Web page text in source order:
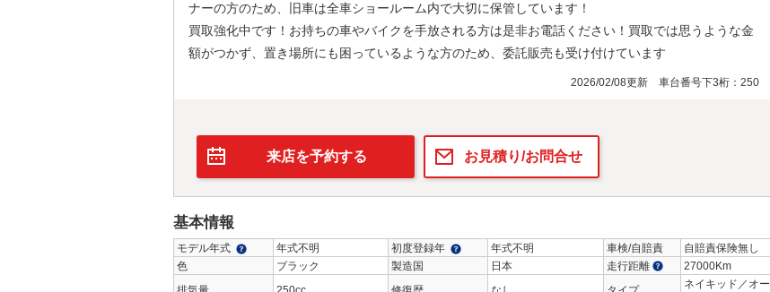
ナーの方のため、旧車は全車ショールーム内で大切に保管しています！
買取強化中です！お持ちの車やバイクを手放される方は是非お電話ください！買取では思うような金
額がつかず、置き場所にも困っているような方のため、委託販売も受け付けています
2026/02/08更新 車台番号下3桁：250
来店を予約する お見積り/お問合せ
基本情報
モデル年式 年式不明 初度登録年 年式不明 車検/自賠責
自賠責保険無し
色
ブラック 製造国 日本 走行距離
27000Km
ネイキッド／オー